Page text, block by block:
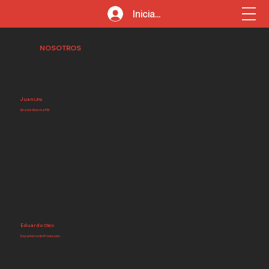
Iniciar sesión
NOSOTROS
JuanLima
Director Marcha FM
EduardoChico
Departamento Producción